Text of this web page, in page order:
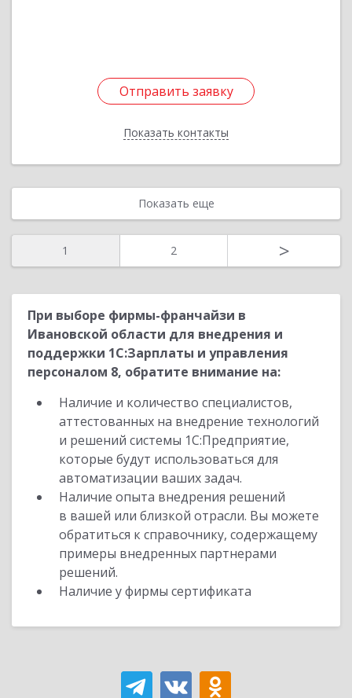
Отправить заявку
Показать контакты
Отправить заявку
Назад
Показать еще
1 2 >
При выборе фирмы-франчайзи в
Ивановской области для внедрения и
поддержки 1С:Зарплаты и управления
персоналом 8, обратите внимание на:
Наличие и количество специалистов,
аттестованных на внедрение технологий
и решений системы 1С:Предприятие,
которые будут использоваться для
автоматизации ваших задач.
Наличие опыта внедрения решений
в вашей или близкой отрасли. Вы можете
обратиться к справочнику, содержащему
примеры внедренных партнерами
решений.
Наличие у фирмы сертификата